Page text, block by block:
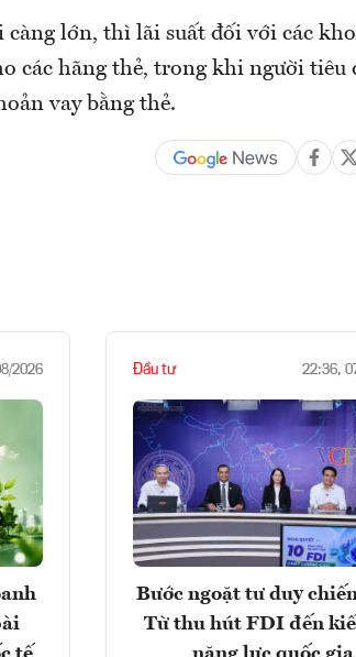
càng lớn, thì lãi suất đối với các
các hãng thẻ, trong khi người tiêu
vay bằng thẻ.
2026 Đầu tư 22:36,
Bước ngoặt tư duy
Từ thu hút FDI đến